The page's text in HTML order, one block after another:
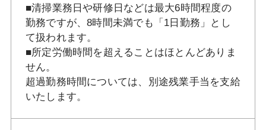
■清掃業務日や研修日などは最大6時間程度の
勤務ですが、8時間未満でも「1日勤務」とし
て扱われます。
■所定労働時間を超えることはほとんどありま
せん。
超過勤務時間については、別途残業手当を支給
いたします。